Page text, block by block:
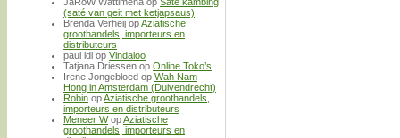
(saté van geit met ketjapsaus)
Brenda Verheij opAziatische
groothandels, importeurs en
distributeurs
paul idi op Vindaloo
Tatjana Driessen op Online Toko’s
Irene Jongebloed op Wah Nam
Hong in Amsterdam (Duivendrecht)
Robin opAziatische groothandels,
importeurs en distributeurs
Meneer WopAziatische
groothandels, importeurs en